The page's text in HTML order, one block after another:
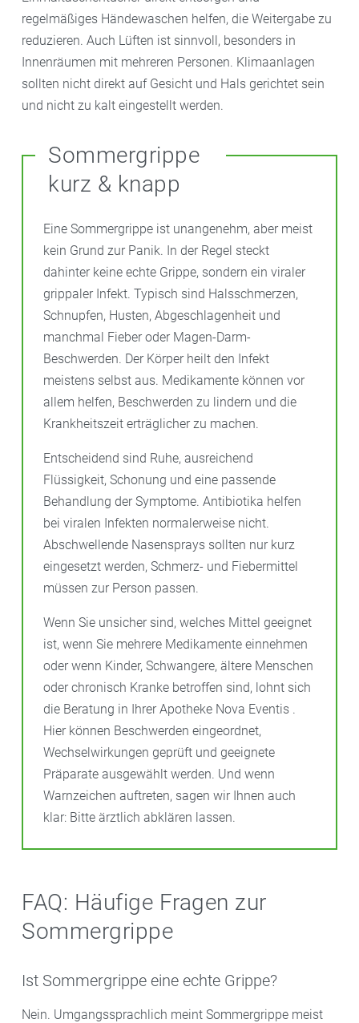
regelmäßiges Händewaschen helfen, die Weitergabe zu
reduzieren. Auch Lüften ist sinnvoll, besonders in
Innenräumen mit mehreren Personen. Klimaanlagen
sollten nicht direkt auf Gesicht und Hals gerichtet sein
und nicht zu kalt eingestellt werden.
Sommergrippe
kurz & knapp
Eine Sommergrippe ist unangenehm, aber meist
kein Grund zur Panik. In der Regel steckt
dahinter keine echte Grippe, sondern ein viraler
grippaler Infekt. Typisch sind Halsschmerzen,
Schnupfen, Husten, Abgeschlagenheit und
manchmal Fieber oder Magen-Darm-
Beschwerden. Der Körper heilt den Infekt
meistens selbst aus. Medikamente können vor
allem helfen, Beschwerden zu lindern und die
Krankheitszeit erträglicher zu machen.
Entscheidend sind Ruhe, ausreichend
Flüssigkeit, Schonung und eine passende
Behandlung der Symptome. Antibiotika helfen
bei viralen Infekten normalerweise nicht.
Abschwellende Nasensprays sollten nur kurz
eingesetzt werden, Schmerz- und Fiebermittel
müssen zur Person passen.
Wenn Sie unsicher sind, welches Mittel geeignet
ist, wenn Sie mehrere Medikamente einnehmen
oder wenn Kinder, Schwangere, ältere Menschen
oder chronisch Kranke betroffen sind, lohnt sich
die Beratung in Ihrer Apotheke Nova Eventis .
Hier können Beschwerden eingeordnet,
Wechselwirkungen geprüft und geeignete
Präparate ausgewählt werden. Und wenn
Warnzeichen auftreten, sagen wir Ihnen auch
klar: Bitte ärztlich abklären lassen.
FAQ: Häufige Fragen zur
Sommergrippe
Ist Sommergrippe eine echte Grippe?
Nein. Umgangssprachlich meint Sommergrippe meist